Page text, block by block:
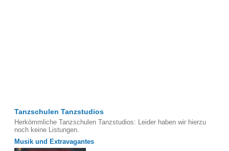
Tanzschulen Tanzstudios
Herkömmliche Tanzschulen Tanzstudios: Leider haben wir hierzu
noch keine Listungen.
Musik und Extravagantes